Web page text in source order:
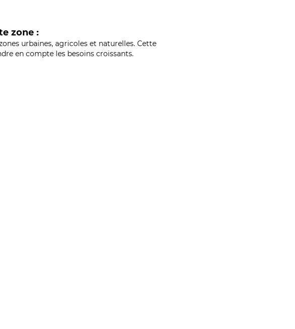
zone :
urbaines, agricoles et naturelles. Cette
en compte les besoins croissants.